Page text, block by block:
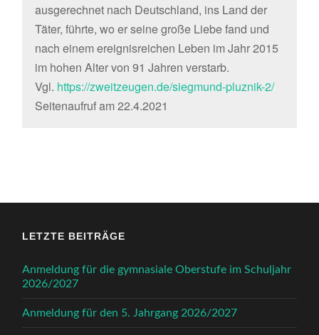
ausgerechnet nach Deutschland, ins Land der
Täter, führte, wo er seine große Liebe fand und
nach einem ereignisreichen Leben im Jahr 2015
im hohen Alter von 91 Jahren verstarb.
Vgl. https://zweitzeugen.de/siegmund-pluznik-2/
Seitenaufruf am 22.4.2021
LETZTE BEITRÄGE
Anmeldung für die gymnasiale Oberstufe im Schuljahr
2026/2027
Anmeldung für den 5. Jahrgang 2026/2027